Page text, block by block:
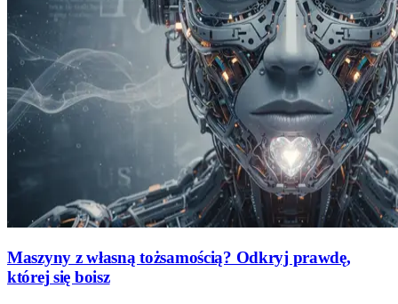
Maszyny z własną tożsamością? Odkryj prawdę,
której się boisz